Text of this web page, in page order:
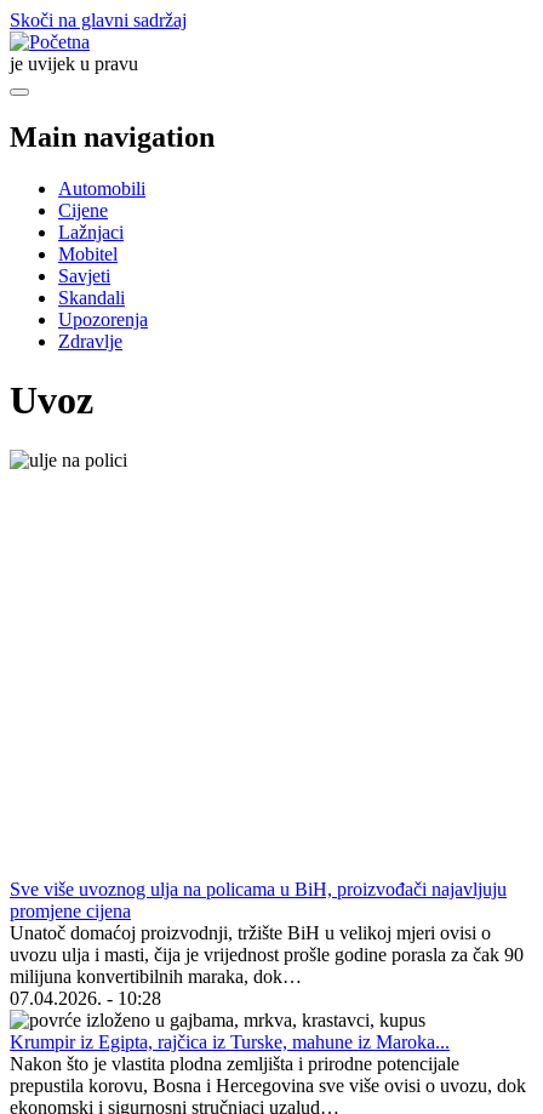
Skoči na glavni sadržaj
je uvijek u pravu
Main navigation
Automobili
Cijene
Lažnjaci
Mobitel
Savjeti
Skandali
Upozorenja
Zdravlje
Uvoz
Sve više uvoznog ulja na policama u BiH, proizvođači najavljuju
promjene cijena
Unatoč domaćoj proizvodnji, tržište BiH u velikoj mjeri ovisi o
uvozu ulja i masti, čija je vrijednost prošle godine porasla za čak 90
milijuna konvertibilnih maraka, dok…
07.04.2026. - 10:28
Krumpir iz Egipta, rajčica iz Turske, mahune iz Maroka...
Nakon što je vlastita plodna zemljišta i prirodne potencijale
prepustila korovu, Bosna i Hercegovina sve više ovisi o uvozu, dok
ekonomski i sigurnosni stručnjaci uzalud…